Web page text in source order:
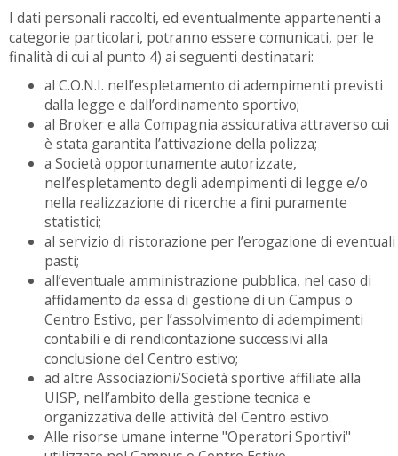
I dati personali raccolti, ed eventualmente appartenenti a
categorie particolari, potranno essere comunicati, per le
finalità di cui al punto 4) ai seguenti destinatari:
al C.O.N.I. nell’espletamento di adempimenti previsti
dalla legge e dall’ordinamento sportivo;
al Broker e alla Compagnia assicurativa attraverso cui
è stata garantita l’attivazione della polizza;
a Società opportunamente autorizzate,
nell’espletamento degli adempimenti di legge e/o
nella realizzazione di ricerche a fini puramente
statistici;
al servizio di ristorazione per l’erogazione di eventuali
pasti;
all’eventuale amministrazione pubblica, nel caso di
affidamento da essa di gestione di un Campus o
Centro Estivo, per l’assolvimento di adempimenti
contabili e di rendicontazione successivi alla
conclusione del Centro estivo;
ad altre Associazioni/Società sportive affiliate alla
UISP, nell’ambito della gestione tecnica e
organizzativa delle attività del Centro estivo.
Alle risorse umane interne "Operatori Sportivi"